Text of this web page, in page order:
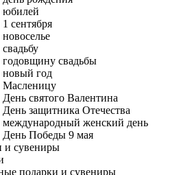
юбилей
сентября
свадьбы
новый год
Масленицу
святого Валентина
защитника Отечества
международный женский день
День Победы 9 мая
и сувениры
подарки и сувениры